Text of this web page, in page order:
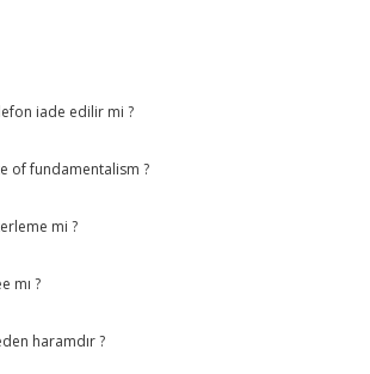
iade edilir mi ?
of fundamentalism ?
mi ?
mı ?
haramdır ?